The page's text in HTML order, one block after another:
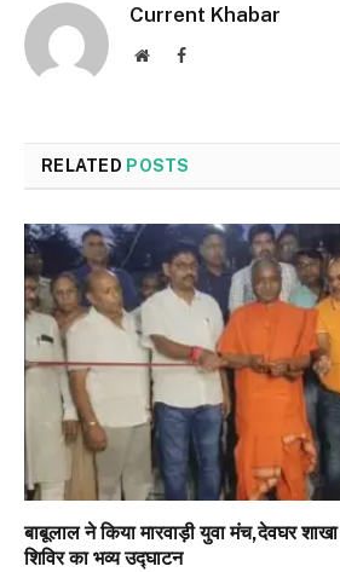
Current Khabar
WebsiteFacebook
RELATED POSTS
बाबूलाल ने किया मारवाड़ी युवा मंच,देवघर
शिविर का भव्य उद्घाटन